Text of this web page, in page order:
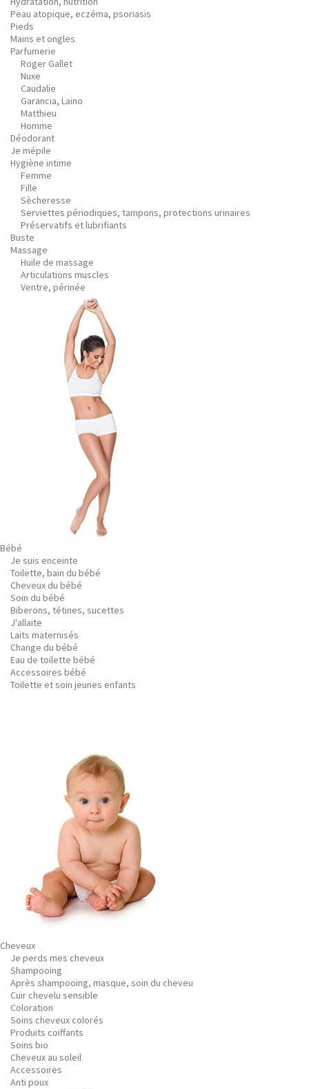
Peau atopique, eczéma, psoriasis
Pieds
Mains et ongles
Parfumerie
Roger Gallet
Nuxe
Caudalie
Garancia, Laino
Matthieu
Homme
Déodorant
Je mépile
Hygiène intime
Femme
Fille
Sècheresse
Serviettes périodiques, tampons, protections urinaires
Préservatifs et lubrifiants
Buste
Massage
Huile de massage
Articulations muscles
Ventre, périnée
Bébé
Je suis enceinte
Toilette, bain du bébé
Cheveux du bébé
Soin du bébé
Biberons, tétines, sucettes
J'allaite
Laits maternisés
Change du bébé
Eau de toilette bébé
Accessoires bébé
Toilette et soin jeunes enfants
Cheveux
Je perds mes cheveux
Shampooing
Après shampooing, masque, soin du cheveu
Cuir chevelu sensible
Coloration
Soins cheveux colorés
Produits coiffants
Soins bio
Cheveux au soleil
Accessoires
Anti poux